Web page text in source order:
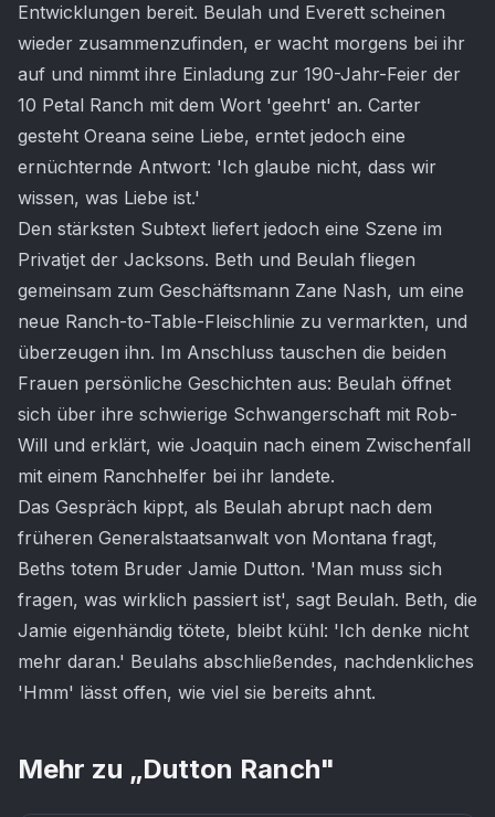
Entwicklungen bereit. Beulah und Everett scheinen
wieder zusammenzufinden, er wacht morgens bei ihr
auf und nimmt ihre Einladung zur 190-Jahr-Feier der
10 Petal Ranch mit dem Wort 'geehrt' an. Carter
gesteht Oreana seine Liebe, erntet jedoch eine
ernüchternde Antwort: 'Ich glaube nicht, dass wir
wissen, was Liebe ist.'
Den stärksten Subtext liefert jedoch eine Szene im
Privatjet der Jacksons. Beth und Beulah fliegen
gemeinsam zum Geschäftsmann Zane Nash, um eine
neue Ranch-to-Table-Fleischlinie zu vermarkten, und
überzeugen ihn. Im Anschluss tauschen die beiden
Frauen persönliche Geschichten aus: Beulah öffnet
sich über ihre schwierige Schwangerschaft mit Rob-
Will und erklärt, wie Joaquin nach einem Zwischenfall
mit einem Ranchhelfer bei ihr landete.
Das Gespräch kippt, als Beulah abrupt nach dem
früheren Generalstaatsanwalt von Montana fragt,
Beths totem Bruder Jamie Dutton. 'Man muss sich
fragen, was wirklich passiert ist', sagt Beulah. Beth, die
Jamie eigenhändig tötete, bleibt kühl: 'Ich denke nicht
mehr daran.' Beulahs abschließendes, nachdenkliches
'Hmm' lässt offen, wie viel sie bereits ahnt.
Mehr zu „Dutton Ranch"